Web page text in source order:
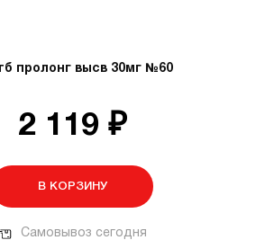
пролонг высв 30мг №60
2 119 ₽
В КОРЗИНУ
Самовывоз сегодня